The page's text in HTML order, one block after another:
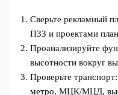
Сверьте рекламный
ПЗЗ и проектами
Проанализируйте
высотности вокруг
Проверьте
метро, МЦК/МЦД,